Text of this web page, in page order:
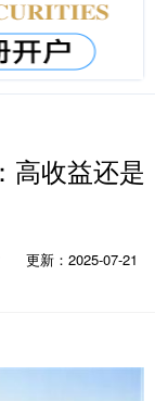
高收益还是
更新：2025-07-21